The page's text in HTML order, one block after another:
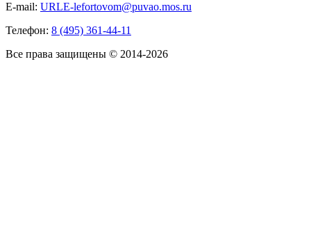
E-mail: URLE-lefortovom@puvao.mos.ru
Телефон: 8 (495) 361-44-11
Все права защищены © 2014-2026